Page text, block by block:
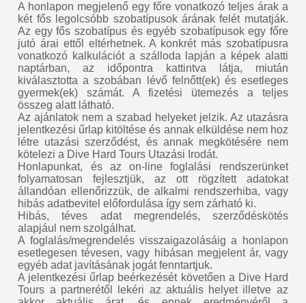
A honlapon megjelenő egy főre vonatkozó teljes árak a
két fős legolcsóbb szobatípusok árának felét mutatják.
Az egy fős szobatípus és egyéb szobatípusok egy főre
jutó árai ettől eltérhetnek. A konkrét más szobatípusra
vonatkozó kalkulációt a szálloda lapján a képek alatti
naptárban, az időpontra kattintva látja, miután
kiválasztotta a szobában lévő felnőtt(ek) és esetleges
gyermek(ek) számát. A fizetési ütemezés a teljes
összeg alatt látható.
Az ajánlatok nem a szabad helyeket jelzik. Az utazásra
jelentkezési űrlap kitöltése és annak elküldése nem hoz
létre utazási szerződést, és annak megkötésére nem
kötelezi a Dive Hard Tours Utazási Irodát.
Honlapunkat, és az on-line foglalási rendszerünket
folyamatosan fejlesztjük, az ott rögzített adatokat
állandóan ellenőrizzük, de alkalmi rendszerhiba, vagy
hibás adatbevitel előfordulása így sem zárható ki.
Hibás, téves adat megrendelés, szerződéskötés
alapjául nem szolgálhat.
A foglalás/megrendelés visszaigazolásáig a honlapon
esetlegesen tévesen, vagy hibásan megjelent ár, vagy
egyéb adat javításának jogát fenntartjuk.
A jelentkezési űrlap beérkezését követően a Dive Hard
Tours a partnerétől lekéri az aktuális helyet illetve az